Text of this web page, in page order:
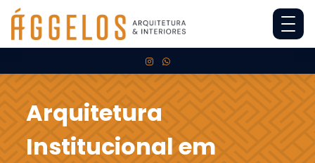
Arquitetura
Institucional em